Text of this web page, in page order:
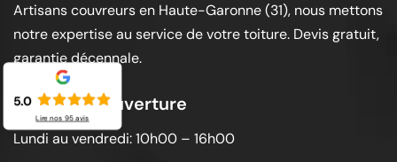
Artisans couvreurs en Haute-Garonne (31), nous mettons
notre expertise au service de votre toiture. Devis gratuit,
garantie décennale.
Horaires d'ouverture
Lundi au vendredi: 10h00 – 16h00
5.0
Lire nos 95avis